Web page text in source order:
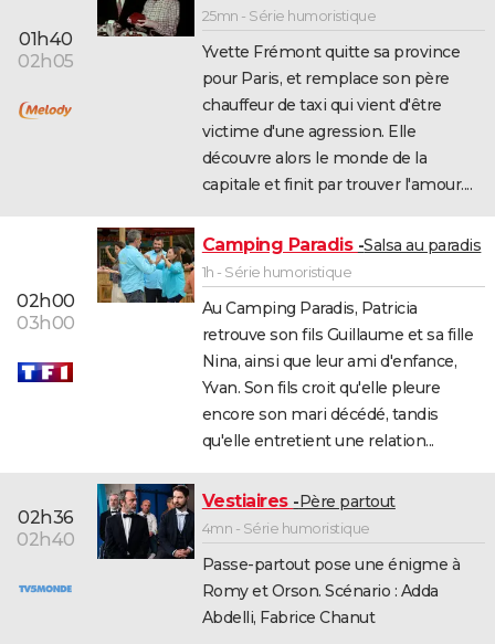
01h40
02h05
25mn - Série humoristique
Yvette Frémont quitte sa province
pour Paris, et remplace son père
chauffeur de taxi qui vient d'être
victime d'une agression. Elle
découvre alors le monde de la
capitale et finit par trouver l'amour....
02h00
03h00
Camping Paradis Salsa au paradis
1h - Série humoristique
Au Camping Paradis, Patricia
retrouve son fils Guillaume et sa fille
Nina, ainsi que leur ami d'enfance,
Yvan. Son fils croit qu'elle pleure
encore son mari décédé, tandis
qu'elle entretient une relation...
02h36
02h40
Vestiaires Père partout
4mn - Série humoristique
Passe-partout pose une énigme à
Romy et Orson. Scénario : Adda
Abdelli, Fabrice Chanut